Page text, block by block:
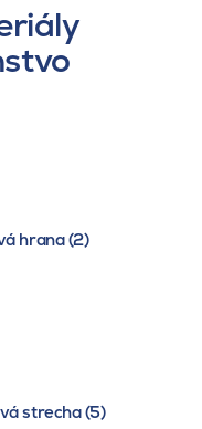
hrana (2)
strecha (5)